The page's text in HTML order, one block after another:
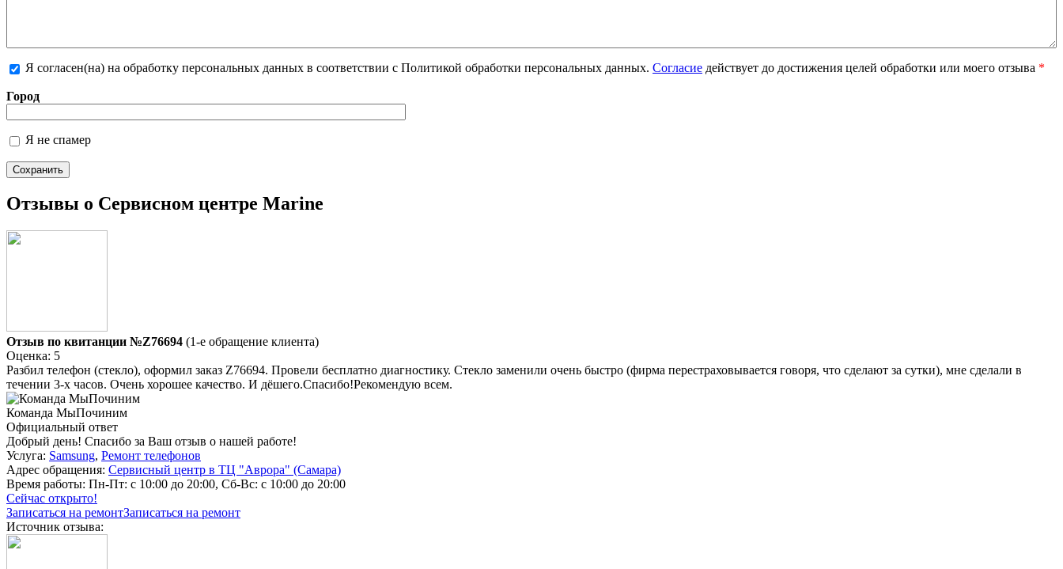
Более подробная информация о текстовых форматах
Я согласен(на) на обработку персональных данных в соответствии с Политикой обработки персональных данных. Согласие действует до достижения целей обработки или моего отзыва *
Город
Я не спамер
Я спамер
Отзывы о Сервисном центре Marine
Отзыв по квитанции №Z76694 (1-е обращение клиента)
Оценка: 5
Разбил телефон (стекло), оформил заказ Z76694. Провели бесплатно диагностику. Стекло заменили очень быстро (фирма перестраховывается говоря, что сделают за сутки), мне сделали в
течении 3-х часов. Очень хорошее качество. И дёшего.Спасибо!Рекомендую всем.
Команда МыПочиним
Официальный ответ
Добрый день! Спасибо за Ваш отзыв о нашей работе!
Услуга: Samsung, Ремонт телефонов
Адрес обращения: Сервисный центр в ТЦ "Аврора" (Самара)
Время работы: Пн-Пт: с 10:00 до 20:00, Сб-Вс: с 10:00 до 20:00
Сейчас открыто!
Записаться на ремонтЗаписаться на ремонт
Источник отзыва: